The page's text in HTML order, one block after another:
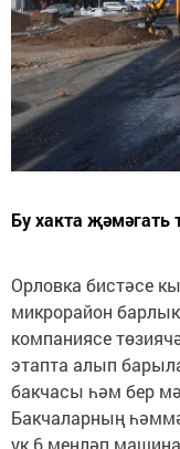
Бу хакта җәмәгать
Орловка бистәсе
микрорайон
компаниясе
этапта алып
бакчасы һәм бер
Бакчаларның
ук 6 меңләп